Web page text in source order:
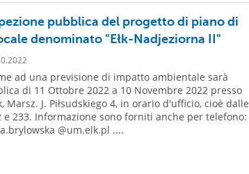
pubblica del progetto di piano di
denominato "Ełk-Nadjeziorna II"
ad una previsione di impatto ambientale sarà
di 11 Ottobre 2022 a 10 Novembre 2022 presso
Marsz. J. Piłsudskiego 4, in orario d'ufficio, cioè dalle
e 233. Informazione sono forniti anche per telefono:
@um.elk.pl ....